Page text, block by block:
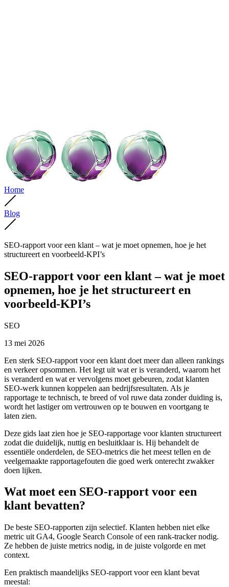
Home
Blog
SEO-rapport voor een klant – wat je moet opnemen, hoe je het
structureert en voorbeeld-KPI’s
SEO-rapport voor een klant – wat je moet
opnemen, hoe je het structureert en
voorbeeld-KPI’s
SEO
13 mei 2026
Een sterk SEO-rapport voor een klant doet meer dan alleen rankings
en verkeer opsommen. Het legt uit wat er is veranderd, waarom het
is veranderd en wat er vervolgens moet gebeuren, zodat klanten
SEO-werk kunnen koppelen aan bedrijfsresultaten. Als je
rapportage te technisch, te breed of vol ruwe data zonder duiding is,
wordt het lastiger om vertrouwen op te bouwen en voortgang te
laten zien.
Deze gids laat zien hoe je SEO-rapportage voor klanten structureert
zodat die duidelijk, nuttig en besluitklaar is. Hij behandelt de
essentiële onderdelen, de SEO-metrics die het meest tellen en de
veelgemaakte rapportagefouten die goed werk onterecht zwakker
doen lijken.
Wat moet een SEO-rapport voor een
klant bevatten?
De beste SEO-rapporten zijn selectief. Klanten hebben niet elke
metric uit GA4, Google Search Console of een rank-tracker nodig.
Ze hebben de juiste metrics nodig, in de juiste volgorde en met
context.
Een praktisch maandelijks SEO-rapport voor een klant bevat
meestal: